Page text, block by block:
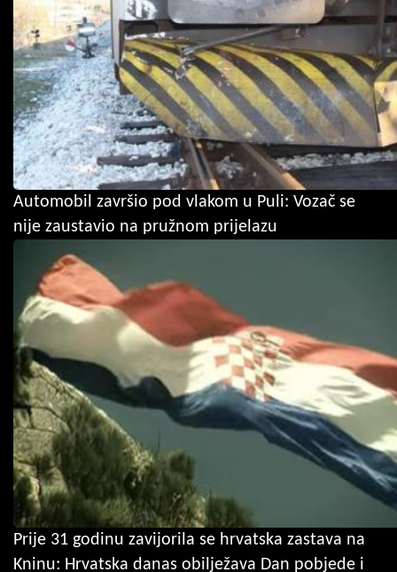
Automobil završio pod vlakom u Puli: Vozač se
nije zaustavio na pružnom prijelazu
Prije 31 godinu zavijorila se hrvatska zastava na
Kninu: Hrvatska danas obilježava Dan pobjede i